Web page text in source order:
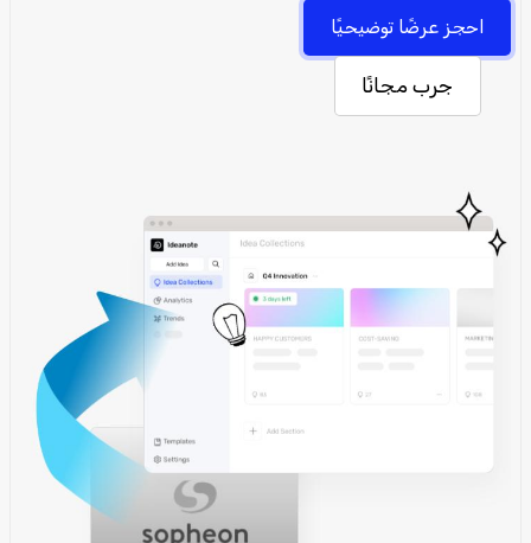
احجز عرضًا توضيحيًا
جرب مجانًا